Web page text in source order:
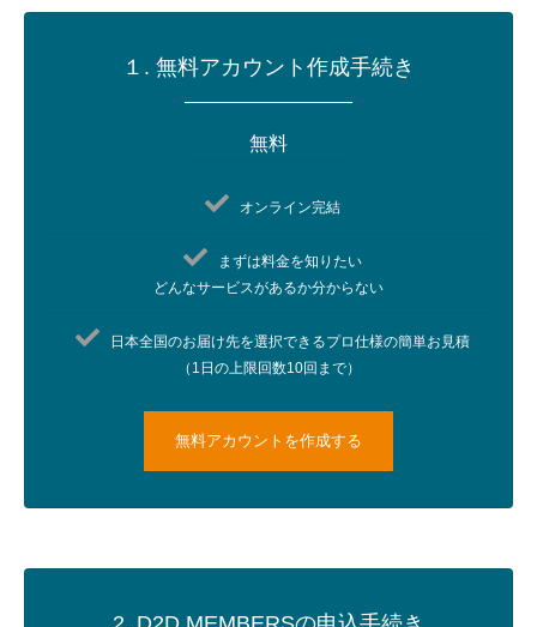
１. 無料アカウント作成手続き
無料
オンライン完結​
まずは料金を知りたい​
どんなサービスがあるか分からない​
日本全国のお届け先を選択できるプロ仕様の簡単お見積
（1日の上限回数10回まで）
無料アカウントを作成する